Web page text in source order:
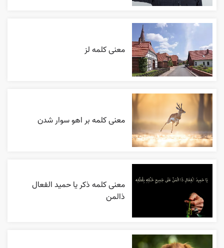
معنی کلمه لز
معنی کلمه بر اهو سوار شدن
معنی کلمه ذکر یا حمید الفعال
ذالمن